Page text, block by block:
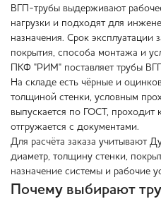
ВГП-трубы выдерживают
нагрузки и подходят для
назначения. Срок эксплуатации
покрытия, способа монтажа и
ПКФ "РИМ" поставляет трубы
На складе есть чёрные и
толщиной стенки, условным
выпускается по ГОСТ, проходит
отгружается с документами.
Для расчёта заказа учитывают
диаметр, толщину стенки,
назначение системы и рабочие
Почему выбирают